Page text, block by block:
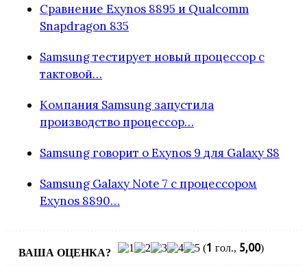
Сравнение Exynos 8895 и Qualcomm
Snapdragon 835
Samsung тестирует новый процессор с
тактовой…
Компания Samsung запустила
производство процессор…
Samsung говорит о Exynos 9 для Galaxy S8
Samsung Galaxy Note 7 с процессором
Exynos 8890…
ВАША ОЦЕНКА? (1 гол., 5,00)